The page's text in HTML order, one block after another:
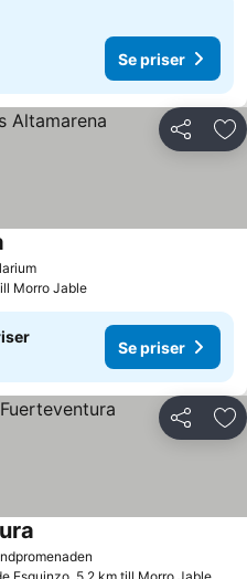
Se priser
Dela
Morro Jable
Se priser
Dela